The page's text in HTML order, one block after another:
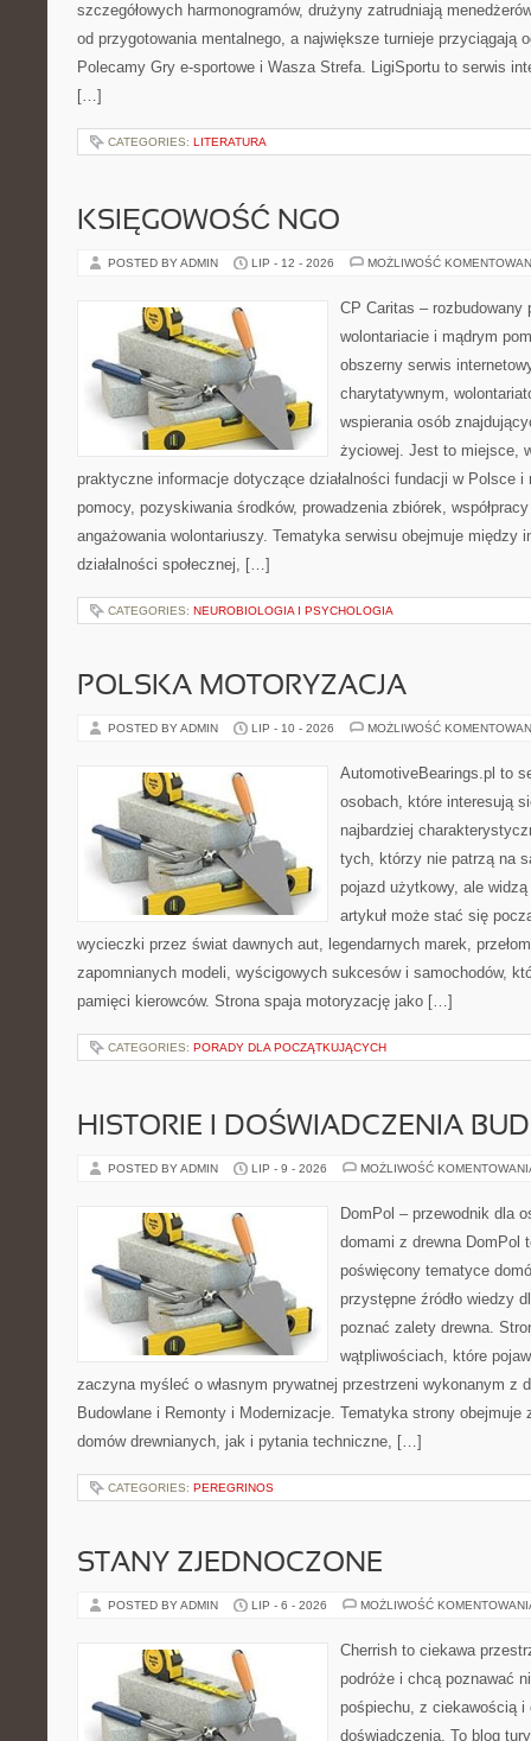
szczegółowych harmonogramów, drużyny zatrudniają
od przygotowania mentalnego, a największe turnieje przyciągają
Polecamy Gry e-sportowe i Wasza Strefa. LigiSportu to serwis
[…]
CATEGORIES: LITERATURA
KSIĘGOWOŚĆ NGO
POSTED BY ADMIN LIP - 12 - 2026 MOŻLIWOŚĆ
CP Caritas – rozbudowany
wolontariacie i mądrym
obszerny serwis
charytatywnym,
wspierania osób
życiowej. Jest to miejsce,
praktyczne informacje dotyczące działalności fundacji w Polsce i
pomocy, pozyskiwania środków, prowadzenia zbiórek,
angażowania wolontariuszy. Tematyka serwisu obejmuje między
działalności społecznej, […]
CATEGORIES: NEUROBIOLOGIA I PSYCHOLOGIA
POLSKA MOTORYZACJA
POSTED BY ADMIN LIP - 10 - 2026 MOŻLIWOŚĆ
AutomotiveBearings.pl to
osobach, które interesują
najbardziej
tych, którzy nie patrzą na
pojazd użytkowy, ale
artykuł może stać się
wycieczki przez świat dawnych aut, legendarnych marek,
zapomnianych modeli, wyścigowych sukcesów i samochodów,
pamięci kierowców. Strona spaja motoryzację jako […]
CATEGORIES: PORADY DLA POCZĄTKUJĄCYCH
HISTORIE I DOŚWIADCZENIA
POSTED BY ADMIN LIP - 9 - 2026 MOŻLIWOŚĆ
DomPol – przewodnik dla
domami z drewna DomPol
poświęcony tematyce
przystępne źródło wiedzy
poznać zalety drewna.
wątpliwościach, które
zaczyna myśleć o własnym prywatnej przestrzeni wykonanym z
Budowlane i Remonty i Modernizacje. Tematyka strony obejmuje
domów drewnianych, jak i pytania techniczne, […]
CATEGORIES: PEREGRINOS
STANY ZJEDNOCZONE
POSTED BY ADMIN LIP - 6 - 2026 MOŻLIWOŚĆ
Cherrish to ciekawa
podróże i chcą poznawać
pośpiechu, z ciekawością i
doświadczenia. To blog